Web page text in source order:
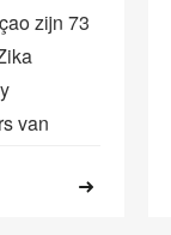
zijn 73
van